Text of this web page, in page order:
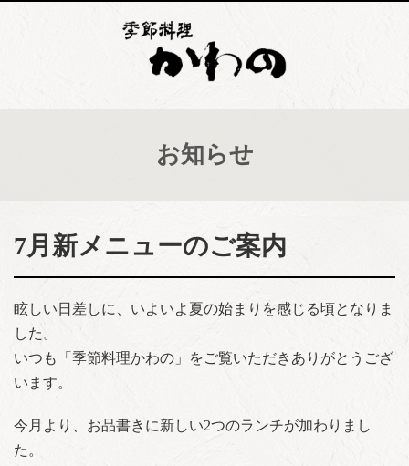
お知らせ
7月新メニューのご案内
眩しい日差しに、いよいよ夏の始まりを感じる頃となりま
した。
いつも「季節料理かわの」をご覧いただきありがとうござ
います。
今月より、お品書きに新しい2つのランチが加わりまし
た。